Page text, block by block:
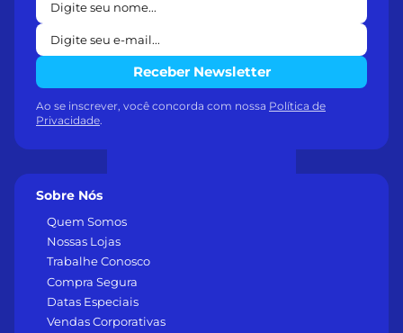
Sobre Nós
Quem Somos
Nossas Lojas
Trabalhe Conosco
Compra Segura
Datas Especiais
Vendas Corporativas
Receber Newsletter
Ao se inscrever, você concorda com nossa Política de
Privacidade.